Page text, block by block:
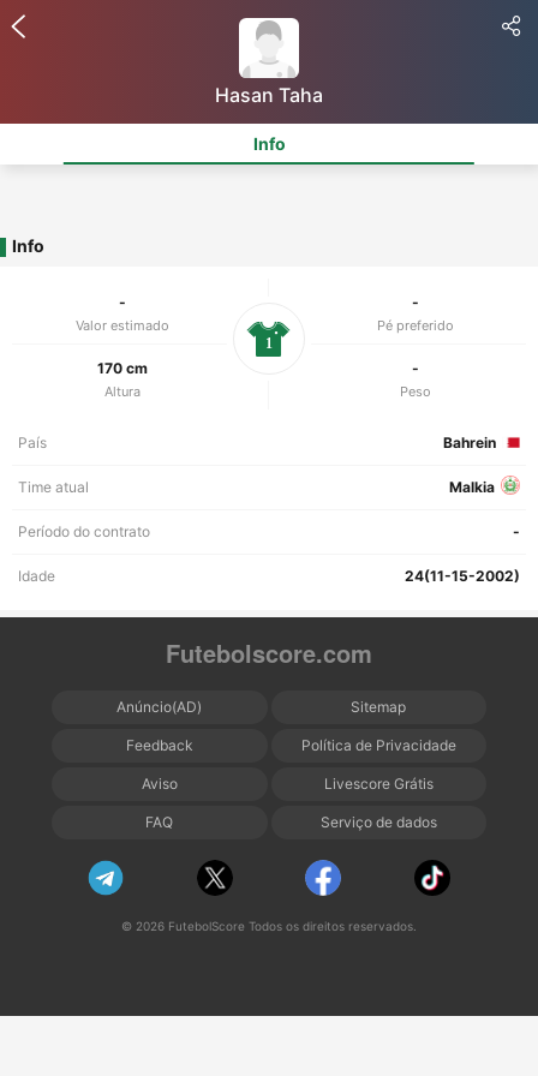
Hasan Taha
Info
Info
-
Valor estimado
-
Pé preferido
170 cm
Altura
-
Peso
1
País Bahrein
Time atual Malkia
Período do contrato -
Idade 24(11-15-2002)
Futebolscore.com
Anúncio(AD) Sitemap
Feedback Política de Privacidade
Aviso Livescore Grátis
FAQ Serviço de dados
© 2026 FutebolScore Todos os direitos reservados.